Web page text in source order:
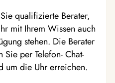
qualifizierte Berater,
mit Ihrem Wissen auch
stehen. Die Berater
Sie per Telefon- Chat-
um die Uhr erreichen.